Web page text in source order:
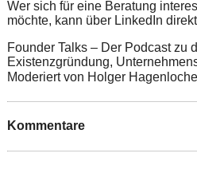
Wer sich für eine Beratung
möchte, kann über LinkedIn
Founder Talks – Der Podcast zu
Existenzgründung,
Moderiert von Holger
Kommentare